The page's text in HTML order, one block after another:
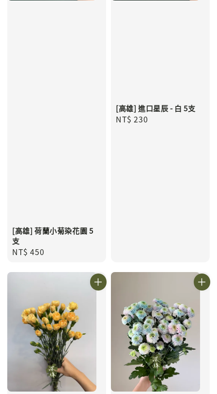
[高雄] 荷蘭小菊染花園 5
支
Regular
NT$ 450
[高雄] 進口星辰 - 白 5支
Regular
NT$ 230